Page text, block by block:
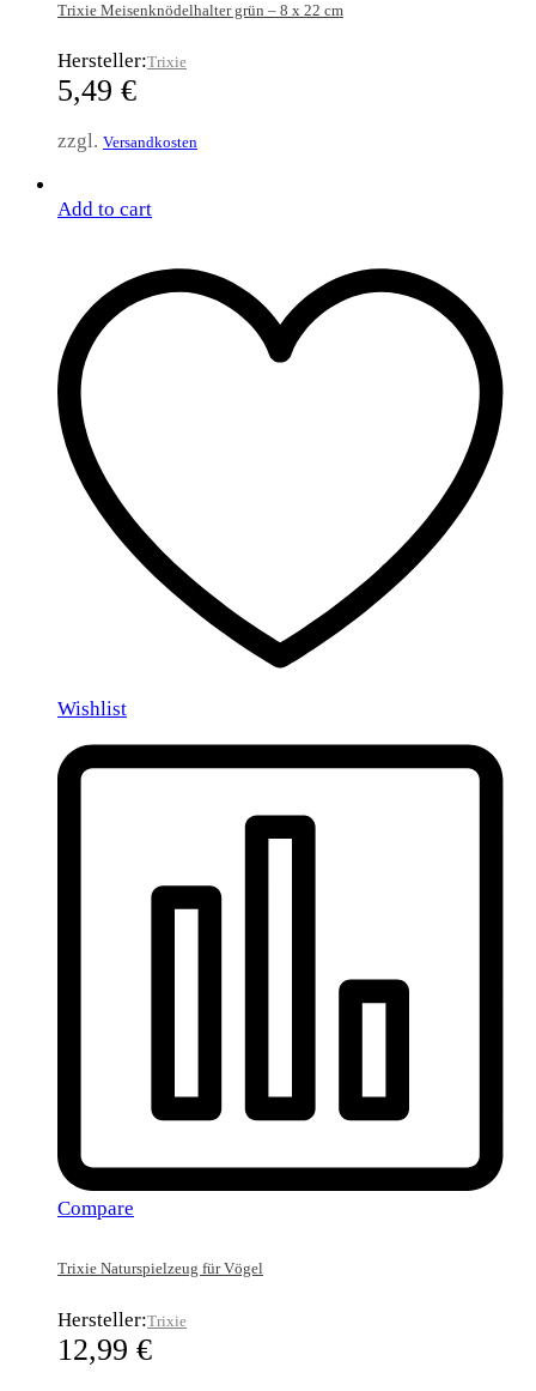
Trixie Meisenknödelhalter grün – 8 x 22 cm
Hersteller:Trixie
5,49 €
zzgl. Versandkosten
Add to cart
Wishlist
Compare
Trixie Naturspielzeug für Vögel
Hersteller:Trixie
12,99 €